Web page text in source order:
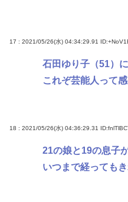
17 : 2021/05/26(水) 04:34:29.91
石田ゆり子（51）
これぞ芸能人って
18 : 2021/05/26(水) 04:36:29.31
21の娘と19の息子
いつまで経っても